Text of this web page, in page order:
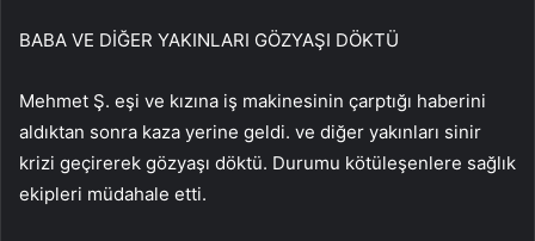
BABA VE DİĞER YAKINLARI GÖZYAŞI DÖKTÜ
Mehmet Ş. eşi ve kızına iş makinesinin çarptığı haberini
aldıktan sonra kaza yerine geldi. ve diğer yakınları sinir
krizi geçirerek gözyaşı döktü. Durumu kötüleşenlere sağlık
ekipleri müdahale etti.